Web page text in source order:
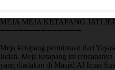
MEJA MEJA KETAPANG JATI
➖➖➖➖➖➖➖➖➖➖➖➖➖➖
Meja ketapang permintaan dari
Indah. Meja ketapang ini
yang diadakan di Masjid Al-Iman